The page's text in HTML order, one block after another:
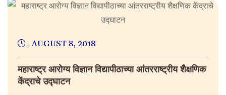
AUGUST 8, 2018
महाराष्ट्र आरोग्य विज्ञान विद्यापीठाच्या आंतरराष्ट्रीय शैक्षणिक
केंद्राचे उद्घाटन